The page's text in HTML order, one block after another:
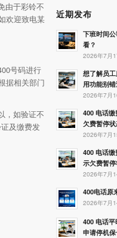
由于彩铃不
欢迎致电某
号码进行
据相关部门
，如验证不
及缴费发
近期发布
下班时间
看？
2026年7月
想了解员
用功能别
2026年7月
400 电话
欠费暂停状
2026年7月
400 电话
示欠费暂停
2026年7月
400电话原
2026年7月
400 电话
申请停机保